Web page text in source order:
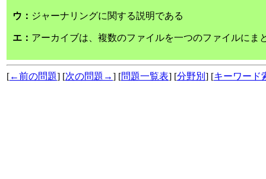
ウ： ジャーナリングに関する説明である
エ： アーカイブは、複数のファイルを一つのファイルにま
[←前の問題] [次の問題→] [問題一覧表] [分野別 ] [キーワード